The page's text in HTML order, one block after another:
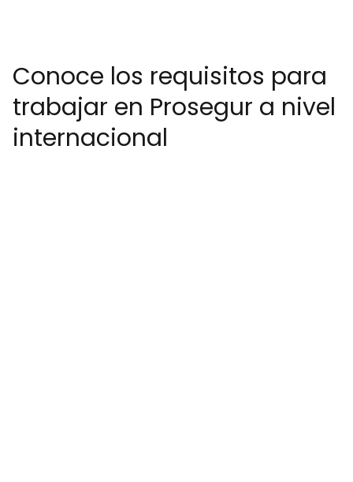
Conoce los requisitos para
trabajar en Prosegur a nivel
internacional